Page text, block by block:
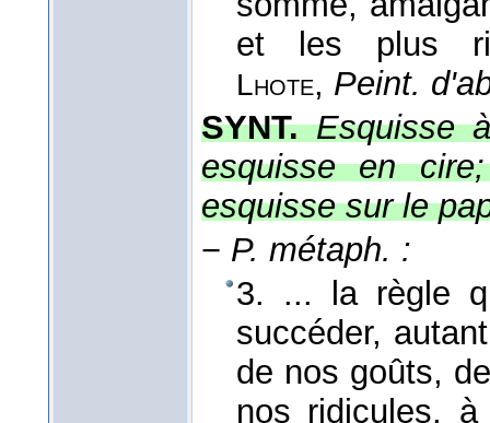
et les plus
Lhote, Peint.
SYNT.Esquisse
esquisse en
esquisse sur le
− P. métaph. :
3. ... la règle
succéder,
de nos goûts,
nos ridicules,